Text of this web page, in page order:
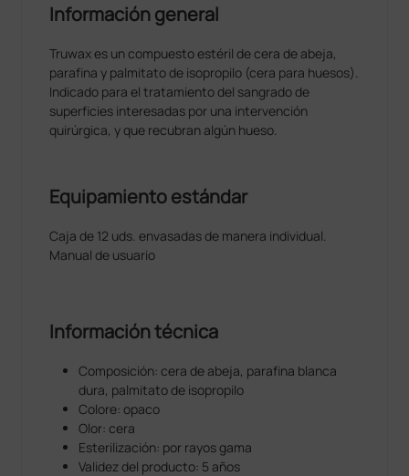
Información general
Truwax es un compuesto estéril de cera de abeja,
parafina y palmitato de isopropilo (cera para huesos).
Indicado para el tratamiento del sangrado de
superficies interesadas por una intervención
quirúrgica, y que recubran algún hueso.
Equipamiento estándar
Caja de 12 uds. envasadas de manera individual.
Manual de usuario
Información técnica
Composición: cera de abeja, parafina blanca
dura, palmitato de isopropilo
Colore: opaco
Olor: cera
Esterilización: por rayos gama
Validez del producto: 5 años